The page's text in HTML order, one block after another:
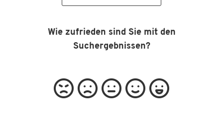
Wie zufrieden sind Sie mit den
Suchergebnissen?